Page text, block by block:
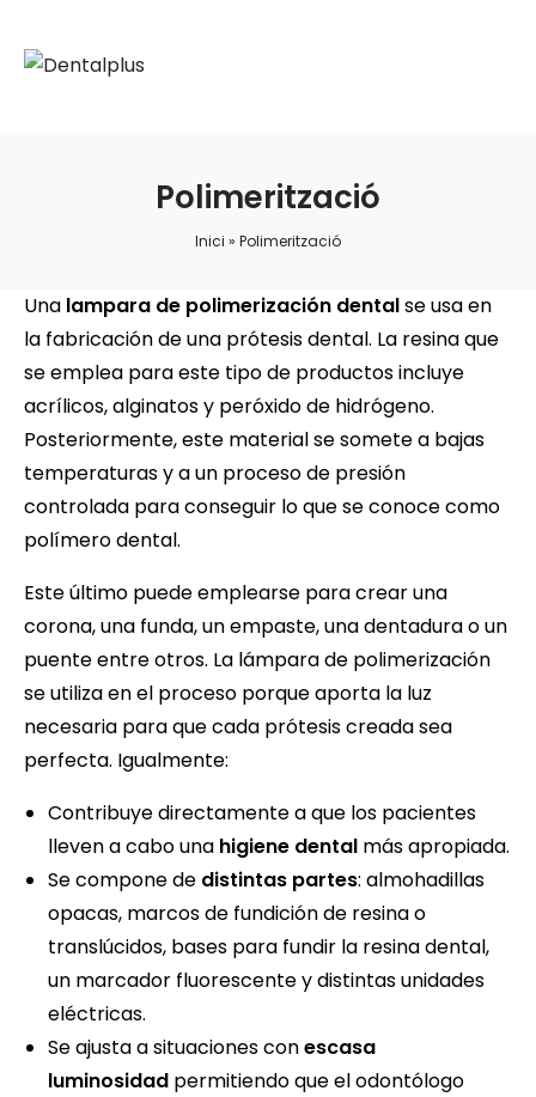
Polimerització
Inici » Polimerització
Una lampara de polimerización dentalse usa en
la fabricación de una prótesis dental. La resina que
se emplea para este tipo de productos incluye
acrílicos, alginatos y peróxido de hidrógeno.
Posteriormente, este material se somete a bajas
temperaturas y a un proceso de presión
controlada para conseguir lo que se conoce como
polímero dental.
Este último puede emplearse para crear una
corona, una funda, un empaste, una dentadura o un
puente entre otros. La lámpara de polimerización
se utiliza en el proceso porque aporta la luz
necesaria para que cada prótesis creada sea
perfecta. Igualmente:
Contribuye directamente a que los pacientes
lleven a cabo una higiene dental más apropiada.
Se compone de distintas partes: almohadillas
opacas, marcos de fundición de resina o
translúcidos, bases para fundir la resina dental,
un marcador fluorescente y distintas unidades
eléctricas.
Se ajusta a situaciones conescasa
luminosidad permitiendo que el odontólogo